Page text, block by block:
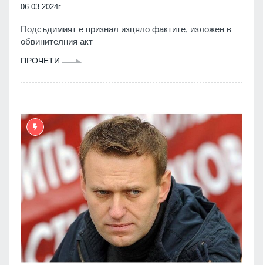
06.03.2024г.
Подсъдимият е признал изцяло фактите, изложен в
обвинителния акт
ПРОЧЕТИ